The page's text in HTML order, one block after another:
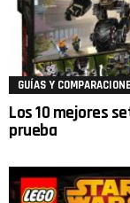
GUÍAS Y
Los 10 mejores
prueba